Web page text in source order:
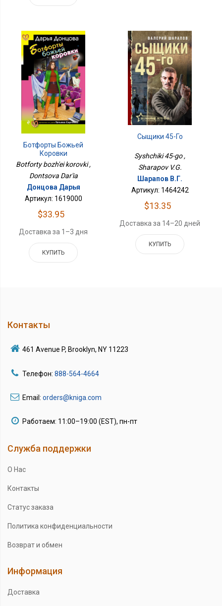
Ботфорты Божьей
Коровки
Botforty bozh'ei korovki ,
Dontsova Dar'ia
Донцова Дарья
Артикул: 1619000
$33.95
Доставка за 1–3 дня
КУПИТЬ
Сыщики 45-Го
Syshchiki 45-go ,
Sharapov V.G.
Шарапов В.Г.
Артикул: 1464242
$13.35
Доставка за 14–20 дней
КУПИТЬ
Контакты
461 Avenue P, Brooklyn, NY 11223
Телефон: 888-564-4664
Email: orders@kniga.com
Работаем: 11:00–19:00 (EST), пн-пт
Служба поддержки
О Нас
Контакты
Статус заказа
Политика конфиденциальности
Возврат и обмен
Информация
Доставка